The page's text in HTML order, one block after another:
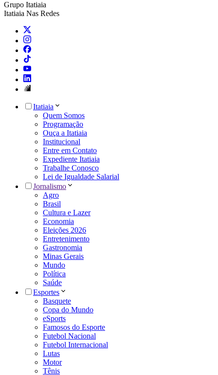
Grupo Itatiaia
Itatiaia Nas Redes
Itatiaia
Quem Somos
Programação
Ouça a Itatiaia
Institucional
Entre em Contato
Expediente Itatiaia
Trabalhe Conosco
Lei de Igualdade Salarial
Jornalismo
Agro
Brasil
Cultura e Lazer
Economia
Eleições 2026
Entretenimento
Gastronomia
Minas Gerais
Mundo
Política
Saúde
Esportes
Basquete
Copa do Mundo
eSports
Famosos do Esporte
Futebol Nacional
Futebol Internacional
Lutas
Motor
Tênis